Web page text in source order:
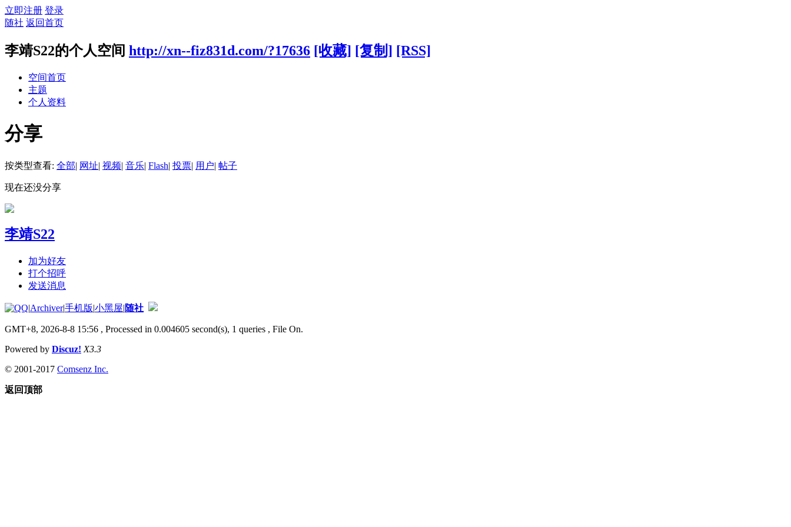
立即注册 登录
随社 返回首页
李靖S22的个人空间 http://xn--fiz831d.com/?17636 [收藏] [复制] [RSS]
空间首页
主题
个人资料
分享
按类型查看: 全部| 网址| 视频| 音乐| Flash| 投票| 用户| 帖子
现在还没分享
李靖S22
加为好友
打个招呼
发送消息
|Archiver|手机版|小黑屋|随社
GMT+8, 2026-8-8 15:56 , Processed in 0.004605 second(s), 1 queries , File On.
Powered by Discuz! X3.3
© 2001-2017 Comsenz Inc.
返回顶部